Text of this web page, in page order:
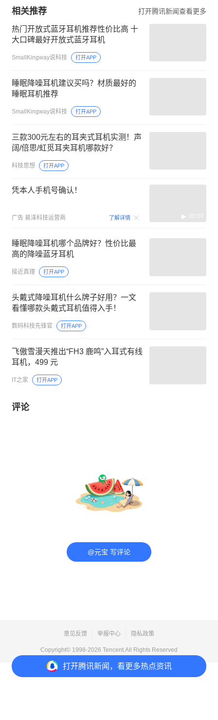
打开腾讯新闻，看更多热点资讯
相关推荐 打开腾讯新闻查看更多
热门开放式蓝牙耳机推荐性价比高 十
大口碑最好开放式蓝牙耳机
SmallKingway说科技 打开APP
睡眠降噪耳机建议买吗？材质最好的
睡眠耳机推荐
SmallKingway说科技 打开APP
三款300元左右的耳夹式耳机实测！声
阔/倍思/虹觅耳夹耳机哪款好？
科技思想 打开APP
凭本人手机号确认！
广告 易泽科技运营商 了解详情 00:07
睡眠降噪耳机哪个品牌好？性价比最
高的降噪蓝牙耳机
接近真理 打开APP
头戴式降噪耳机什么牌子好用？一文
看懂哪款头戴式耳机值得入手！
数码科技先锋官 打开APP
飞傲雪漫天推出“FH3 鹿鸣”入耳式有线
耳机，499 元
IT之家 打开APP
评论
@元宝 写评论
意见反馈 举报中心 隐私政策
Copyright© 1998-2026 Tencent.All Rights Reserved